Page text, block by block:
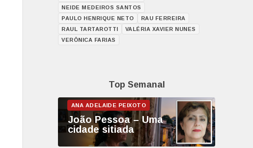
NEIDE MEDEIROS SANTOS
PAULO HENRIQUE NETO
RAU FERREIRA
RAUL TARTAROTTI
VALÉRIA XAVIER NUNES
VERÔNICA FARIAS
Top Semanal
João Pessoa – Uma
cidade sitiada